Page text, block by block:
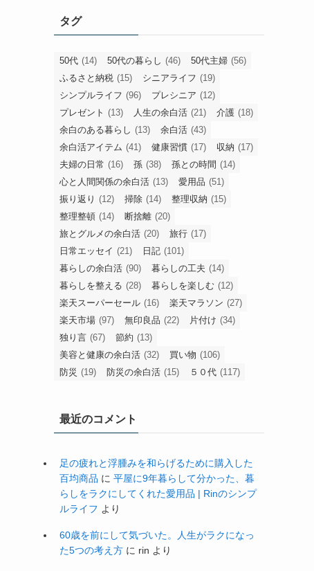
リ
ー
タグ
50代 (14) 50代の暮らし (46) 50代主婦 (56)
ふるさと納税 (15) シニアライフ (19)
シンプルライフ (96) プレシニア (12)
プレゼント (13) 人生の余白活 (21) 介護 (18)
余白のある暮らし (13) 余白活 (43)
余白活アイテム (41) 健康習慣 (17) 収納 (17)
夫婦の日常 (16) 孫 (38) 孫との時間 (14)
心と人間関係の余白活 (13) 愛用品 (51)
振り返り (12) 掃除 (14) 整理収納 (15)
整理整頓 (14) 断捨離 (20)
旅とグルメの余白活 (20) 旅行 (17)
日常エッセイ (21) 日記 (101)
暮らしの余白活 (90) 暮らしの工夫 (14)
暮らしを整える (28) 暮らしを楽しむ (12)
楽天スーパーセール (16) 楽天マラソン (27)
楽天市場 (97) 無印良品 (22) 片付け (34)
独り言 (67) 節約 (13)
美容と健康の余白活 (32) 買い物 (106)
防災 (19) 防災の余白活 (15) ５０代 (117)
最近のコメント
足の疲れと浮腫みを和らげるために購入した
百均商品 に 平屋に9年暮らして分かった、暮
らしをラクにしてくれた愛用品 | Rinのシンプ
ルライフ より
60歳を前にして気づいた。人生がラクになっ
た5つの考え方 に rin より